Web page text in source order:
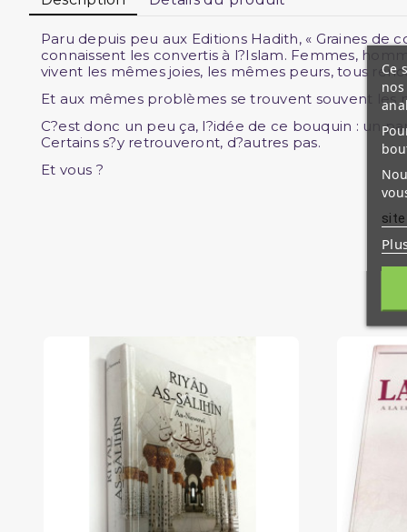
Paru depuis peu aux Editions Hadith, « Graines
connaissent les convertis à l?Islam. Femmes,
vivent les mêmes joies, les mêmes peurs, tous
Et aux mêmes problèmes se trouvent souvent les
C?est donc un peu ça, l?idée de ce bouquin : un
Certains s?y retrouveront, d?autres pas.
Et vous ?
Ce